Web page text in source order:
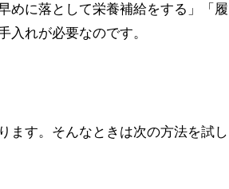
めに落として栄養補給をする」「履
入れが必要なのです。
ます。そんなときは次の方法を試し